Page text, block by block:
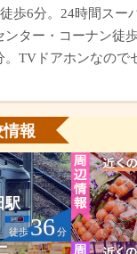
歩6分。24時間スー
ンター・コーナン徒
。TVドアホンなので
報
駅
徒歩36分